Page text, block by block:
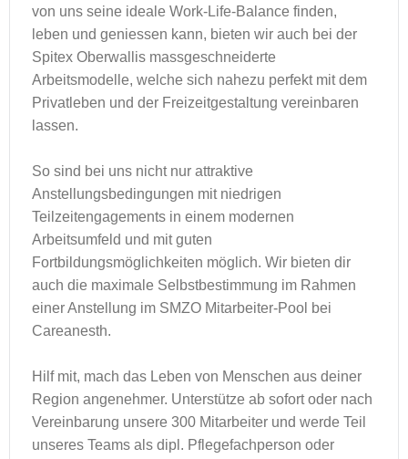
von uns seine ideale Work-Life-Balance finden,
leben und geniessen kann, bieten wir auch bei der
Spitex Oberwallis massgeschneiderte
Arbeitsmodelle, welche sich nahezu perfekt mit dem
Privatleben und der Freizeitgestaltung vereinbaren
lassen.
So sind bei uns nicht nur attraktive
Anstellungsbedingungen mit niedrigen
Teilzeitengagements in einem modernen
Arbeitsumfeld und mit guten
Fortbildungsmöglichkeiten möglich. Wir bieten dir
auch die maximale Selbstbestimmung im Rahmen
einer Anstellung im SMZO Mitarbeiter-Pool bei
Careanesth.
Hilf mit, mach das Leben von Menschen aus deiner
Region angenehmer. Unterstütze ab sofort oder nach
Vereinbarung unsere 300 Mitarbeiter und werde Teil
unseres Teams als dipl. Pflegefachperson oder